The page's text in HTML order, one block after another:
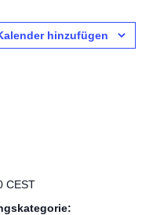
hinzufügen
CEST